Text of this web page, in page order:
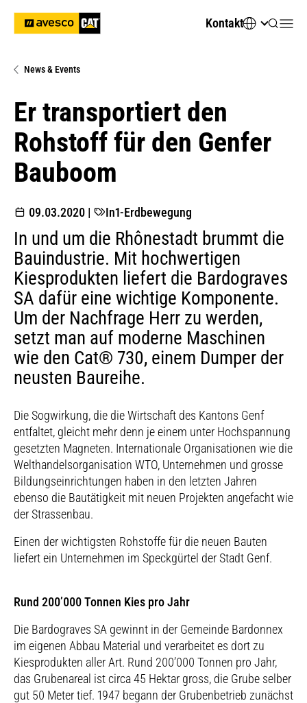
Kontakt
News & Events
Er transportiert den
Rohstoff für den Genfer
Bauboom
09.03.2020 | In1-Erdbewegung
In und um die Rhônestadt brummt die
Bauindustrie. Mit hochwertigen
Kiesprodukten liefert die Bardograves
SA dafür eine wichtige Komponente.
Um der Nachfrage Herr zu werden,
setzt man auf moderne Maschinen
wie den Cat® 730, einem Dumper der
neusten Baureihe.
Die Sogwirkung, die die Wirtschaft des Kantons Genf
entfaltet, gleicht mehr denn je einem unter Hochspannung
gesetzten Magneten. Internationale Organisationen wie die
Welthandelsorganisation WTO, Unternehmen und grosse
Bildungseinrichtungen haben in den letzten Jahren
ebenso die Bautätigkeit mit neuen Projekten angefacht wie
der Strassenbau.
Einen der wichtigsten Rohstoffe für die neuen Bauten
liefert ein Unternehmen im Speckgürtel der Stadt Genf.
Rund 200’000 Tonnen Kies pro Jahr
Die Bardograves SA gewinnt in der Gemeinde Bardonnex
im eigenen Abbau Material und verarbeitet es dort zu
Kiesprodukten aller Art. Rund 200’000 Tonnen pro Jahr,
das Grubenareal ist circa 45 Hektar gross, die Grube selber
gut 50 Meter tief. 1947 begann der Grubenbetrieb zunächst